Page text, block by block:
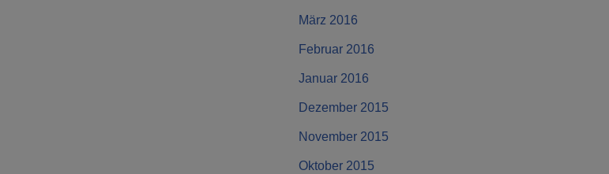
März 2016
Februar 2016
Januar 2016
Dezember 2015
November 2015
Oktober 2015